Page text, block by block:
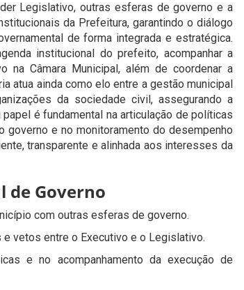
Legislativo, outras esferas de governo e a
da Prefeitura, garantindo o diálogo
de forma integrada e estratégica.
institucional do prefeito, acompanhar a
Câmara Municipal, além de coordenar a
atua ainda como elo entre a gestão municipal
da sociedade civil, assegurando a
é fundamental na articulação de políticas
e no monitoramento do desempenho
transparente e alinhada aos interesses da
de Governo
com outras esferas de governo.
vetos entre o Executivo e o Legislativo.
e no acompanhamento da execução de